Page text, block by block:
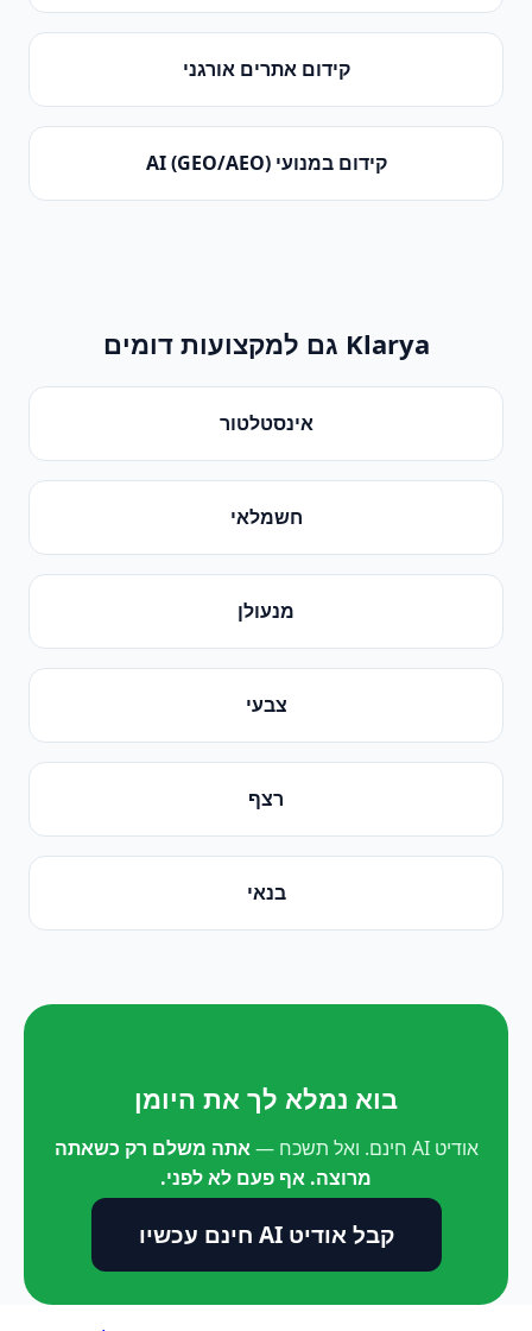
קידום אתרים אורגני
קידום במנועי AI (GEO/AEO)
Klarya גם למקצועות דומים
אינסטלטור
חשמלאי
מנעולן
צבעי
רצף
בנאי
בוא נמלא לך את היומן
אודיט AI חינם. ואל תשכח —
אתה משלם רק כשאתה
מרוצה. אף פעם לא לפני.
קבל אודיט AI חינם עכשיו